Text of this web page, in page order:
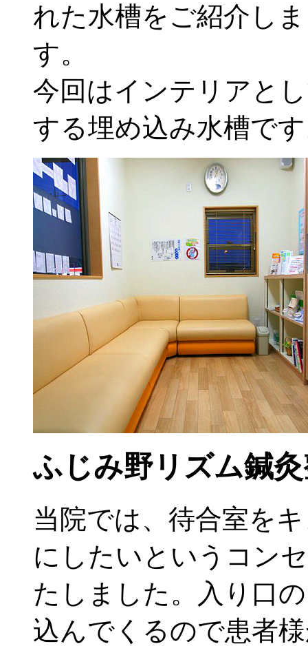
れた水槽をご紹介しま
す。
今回はインテリアと
する埋め込み水槽で
ふじみ野リズム鍼
当院では、待合室を
にしたいというコン
たしました。入り口
込んでくるので患者